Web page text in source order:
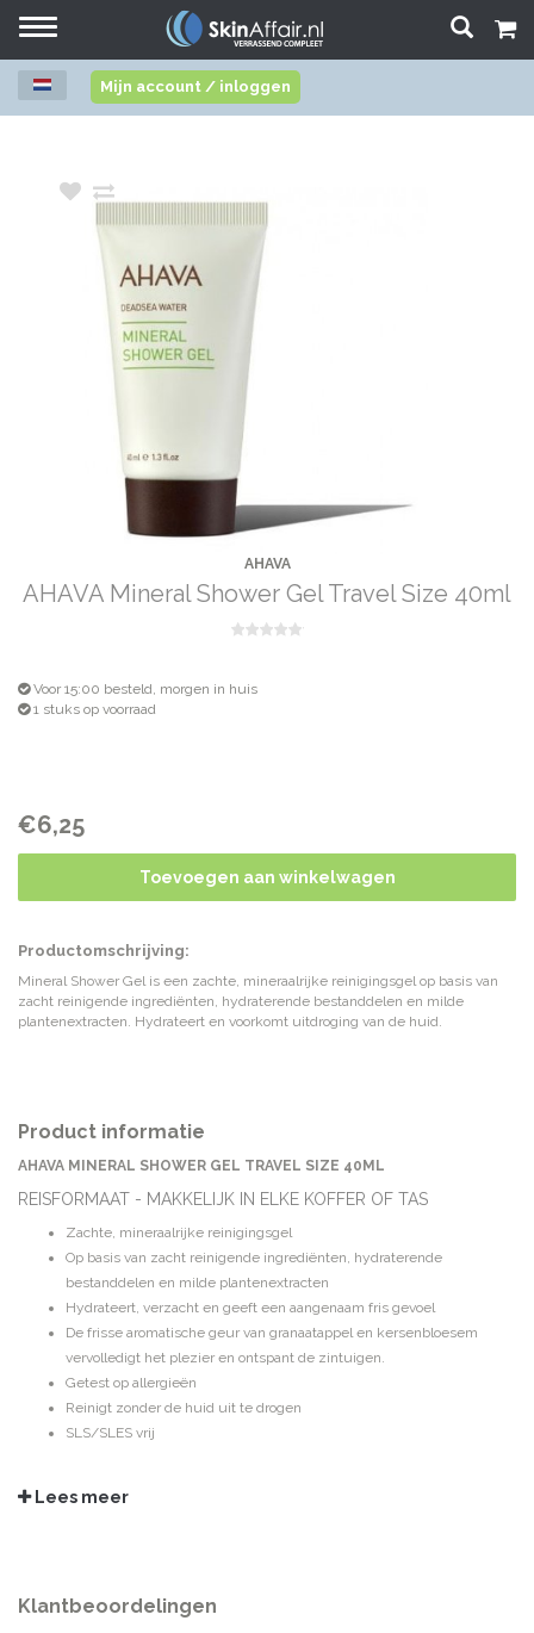
Toggle
Mijn account / inloggen
AHAVA
AHAVA Mineral Shower Gel Travel Size 40ml
Voor 15:00 besteld, morgen in huis
1 stuks op voorraad
€6,25
Toevoegen aan winkelwagen
Productomschrijving:
Mineral Shower Gel is een zachte, mineraalrijke reinigingsgel op basis van
zacht reinigende ingrediënten, hydraterende bestanddelen en milde
plantenextracten. Hydrateert en voorkomt uitdroging van de huid.
Product informatie
AHAVA MINERAL SHOWER GEL TRAVEL SIZE 40ML
REISFORMAAT - MAKKELIJK IN ELKE KOFFER OF TAS
Zachte, mineraalrijke reinigingsgel
Op basis van zacht reinigende ingrediënten, hydraterende
bestanddelen en milde plantenextracten
Hydrateert, verzacht en geeft een aangenaam fris gevoel
De frisse aromatische geur van granaatappel en kersenbloesem
vervolledigt het plezier en ontspant de zintuigen.
Getest op allergieën
Reinigt zonder de huid uit te drogen
SLS/SLES vrij
Dagelijks te gebruiken op een vochtige huid, afspoelen met water. Ook te
Aqua (Mineral Spring Water), Ammonium Lauryl Sulfate & Aqua (Water),
Zinc Coceth Sulfate, Cocamidopropyl Betaine, Phenoxyethanol &
Lees meer
Klantbeoordelingen